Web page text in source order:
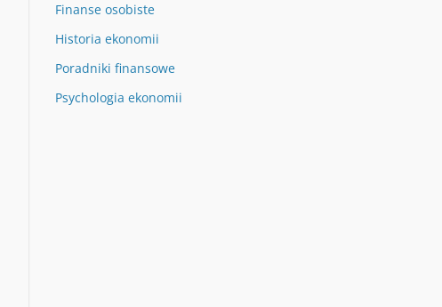
Finanse osobiste
Historia ekonomii
Poradniki finansowe
Psychologia ekonomii